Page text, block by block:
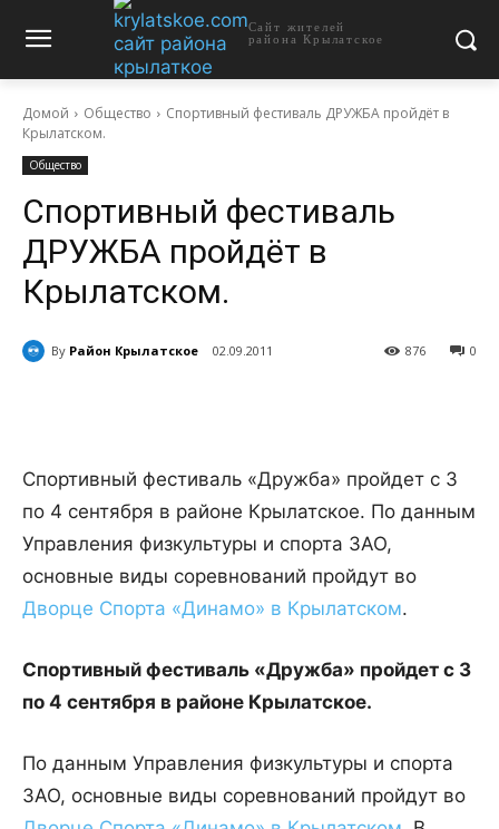
Сайт жителей
района Крылатское
Домой Общество
Спортивный фестиваль ДРУЖБА пройдёт в
Крылатском.
Общество
Спортивный фестиваль
ДРУЖБА пройдёт в
Крылатском.
By Район Крылатское 02.09.2011 0
876
Спортивный фестиваль «Дружба» пройдет с 3
по 4 сентября в районе Крылатское. По данным
Управления физкультуры и спорта ЗАО,
основные виды соревнований пройдут во
Дворце Спорта «Динамо» в Крылатском.
Спортивный фестиваль «Дружба» пройдет с 3
по 4 сентября в районе Крылатское.
По данным Управления физкультуры и спорта
ЗАО, основные виды соревнований пройдут во